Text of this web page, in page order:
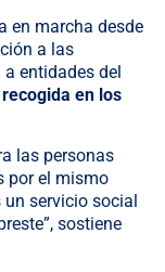
en marcha desde
a las
entidades del
en los
las personas
por el mismo
servicio social
sostiene